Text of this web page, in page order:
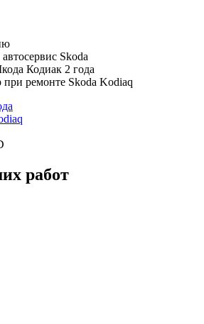
Skoda
Кодиак 2 года
при ремонте Skoda Kodiaq
работ